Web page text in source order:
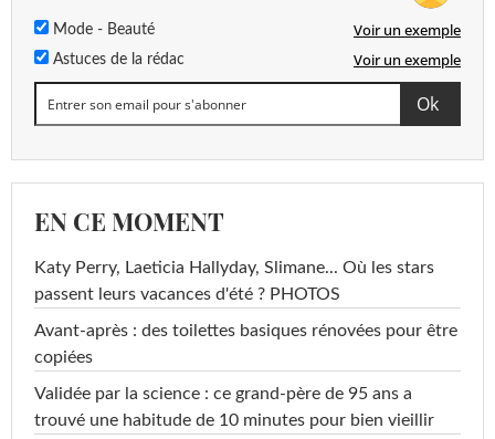
Mode - Beauté Voir un exemple
Astuces de la rédac Voir un exemple
EN CE MOMENT
Katy Perry, Laeticia Hallyday, Slimane... Où les stars
passent leurs vacances d'été ? PHOTOS
Avant-après : des toilettes basiques rénovées pour être
copiées
Validée par la science : ce grand-père de 95 ans a
trouvé une habitude de 10 minutes pour bien vieillir